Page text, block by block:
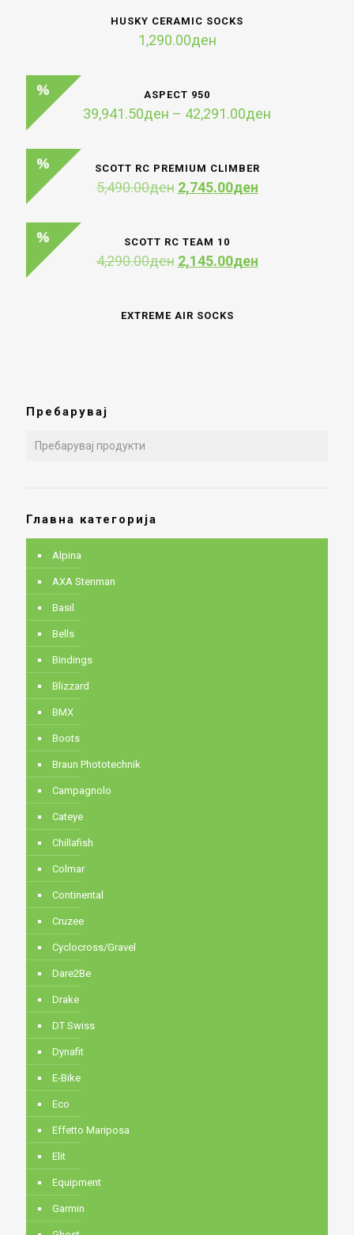
HUSKY CERAMIC SOCKS
1,290.00ден
ASPECT 950
39,941.50ден – 42,291.00ден
SCOTT RC PREMIUM CLIMBER
5,490.00ден Original
2,745.00денCurrent
SCOTT RC TEAM 10
4,290.00ден Original
2,145.00денCurrent
EXTREME AIR SOCKS
Пребарувај
Главна категорија
Alpina
AXA Stenman
Basil
Bells
Bindings
Blizzard
BMX
Boots
Braun Phototechnik
Campagnolo
Cateye
Chillafish
Colmar
Continental
Cruzee
Cyclocross/Gravel
Dare2Be
Drake
DT Swiss
Dynafit
E-Bike
Eco
Effetto Mariposa
Elit
Equipment
Garmin